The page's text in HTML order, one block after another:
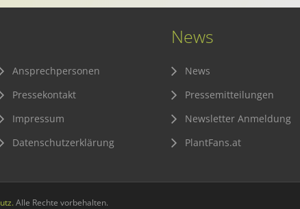
Ansprechpersonen
Pressekontakt
Impressum
Datenschutzerklärung
News
News
Pressemitteilungen
Newsletter Anmeldung
PlantFans.at
Alle Rechte vorbehalten.